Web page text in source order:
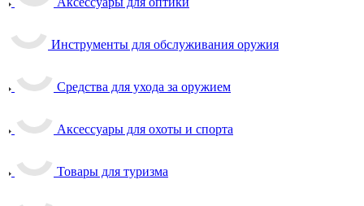
Инструменты для обслуживания оружия
Средства для ухода за оружием
Аксессуары для охоты и спорта
Товары для туризма